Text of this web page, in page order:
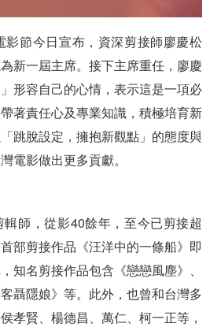
影節今日宣布，資深剪接師廖慶松
新一屆主席。接下主席重任，廖慶
形容自己的心情，表示這是一項必
著責任心及專業知識，積極培育新
跳脫設定，擁抱新觀點」的態度與
電影做出更多貢獻。
師，從影40餘年，至今已剪接超
部剪接作品《汪洋中的一條船》即
知名剪接作品包含《戀戀風塵》、
聶隱娘》等。此外，也曾和台灣多
孝賢、楊德昌、萬仁、柯一正等，